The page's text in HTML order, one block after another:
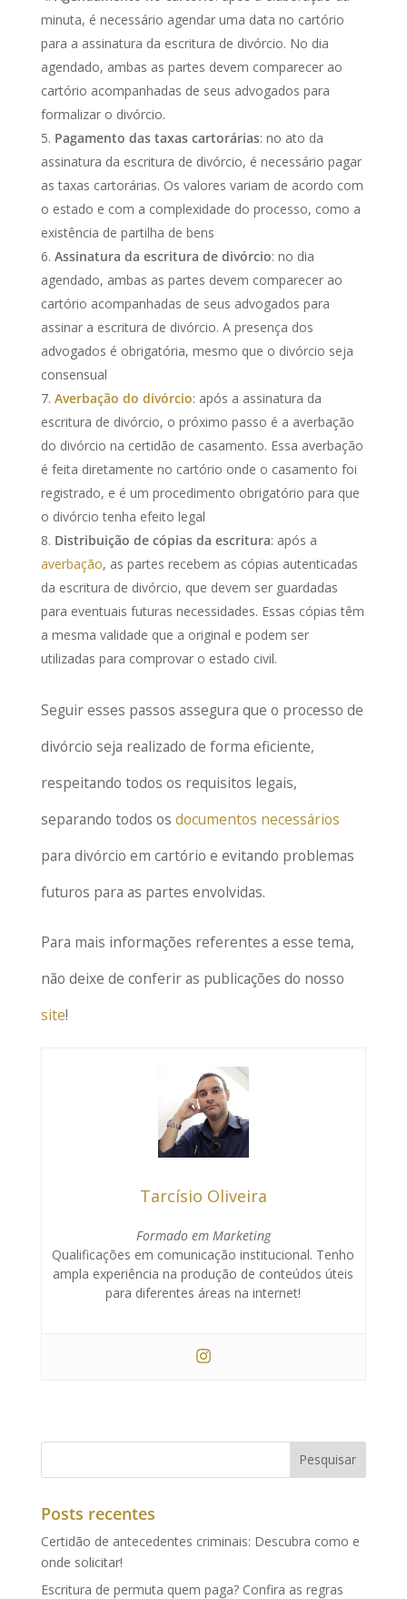
minuta, é necessário agendar uma data no cartório
para a assinatura da escritura de divórcio. No dia
agendado, ambas as partes devem comparecer ao
cartório acompanhadas de seus advogados para
formalizar o divórcio.
Pagamento das taxas cartorárias: no ato da
assinatura da escritura de divórcio, é necessário pagar
as taxas cartorárias. Os valores variam de acordo com
o estado e com a complexidade do processo, como a
existência de partilha de bens
Assinatura da escritura de divórcio: no dia
agendado, ambas as partes devem comparecer ao
cartório acompanhadas de seus advogados para
assinar a escritura de divórcio. A presença dos
advogados é obrigatória, mesmo que o divórcio seja
consensual
Averbação do divórcio: após a assinatura da
escritura de divórcio, o próximo passo é a averbação
do divórcio na certidão de casamento. Essa averbação
é feita diretamente no cartório onde o casamento foi
registrado, e é um procedimento obrigatório para que
o divórcio tenha efeito legal
Distribuição de cópias da escritura: após a
averbação, as partes recebem as cópias autenticadas
da escritura de divórcio, que devem ser guardadas
para eventuais futuras necessidades. Essas cópias têm
a mesma validade que a original e podem ser
utilizadas para comprovar o estado civil.
Seguir esses passos assegura que o processo de
divórcio seja realizado de forma eficiente,
respeitando todos os requisitos legais,
separando todos os documentos necessários
para divórcio em cartório e evitando problemas
futuros para as partes envolvidas.
Para mais informações referentes a esse tema,
não deixe de conferir as publicações do nosso
site!
Tarcísio Oliveira
Formado em Marketing
Qualificações em comunicação institucional. Tenho
ampla experiência na produção de conteúdos úteis
para diferentes áreas na internet!
Posts recentes
Certidão de antecedentes criminais: Descubra como e
onde solicitar!
Escritura de permuta quem paga? Confira as regras